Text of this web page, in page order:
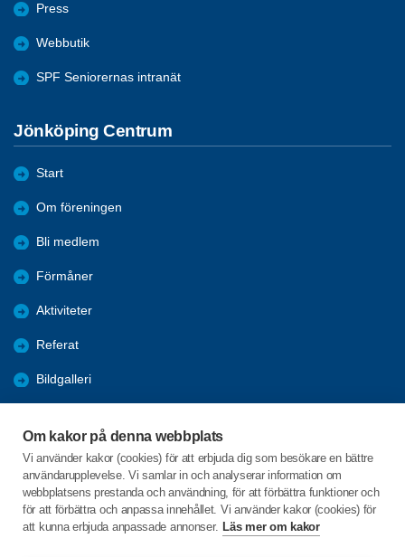
Om kakor på denna webbplats
Vi använder kakor (cookies) för att erbjuda dig som besökare en bättre
användarupplevelse. Vi samlar in och analyserar information om
webbplatsens prestanda och användning, för att förbättra funktioner och
för att förbättra och anpassa innehållet. Vi använder kakor (cookies) för
att kunna erbjuda anpassade annonser. Läs mer om kakor
Press
Webbutik
SPF Seniorernas intranät
Jönköping Centrum
Start
Om föreningen
Bli medlem
Förmåner
Aktiviteter
Referat
Bildgalleri
Engagera DIG i vår förening
C/o:Lennart Lööw